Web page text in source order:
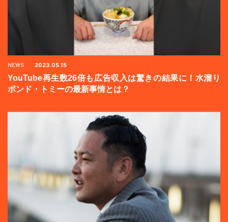
NEWS 2023.05.15
YouTube再生数26倍も広告収入は驚きの結果に！水溜り
ボンド・トミーの最新事情とは？